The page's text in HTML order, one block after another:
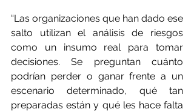
“Las organizaciones que han dado ese
salto utilizan el análisis de riesgos
como un insumo real para tomar
decisiones. Se preguntan cuánto
podrían perder o ganar frente a un
escenario determinado, qué tan
preparadas están y qué les hace falta